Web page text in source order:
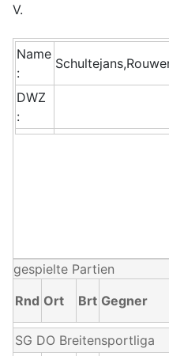
V.
Name
:
DWZ
:
gespielte Partien
Rnd Ort Brt Gegner
SG DO Breitensportliga